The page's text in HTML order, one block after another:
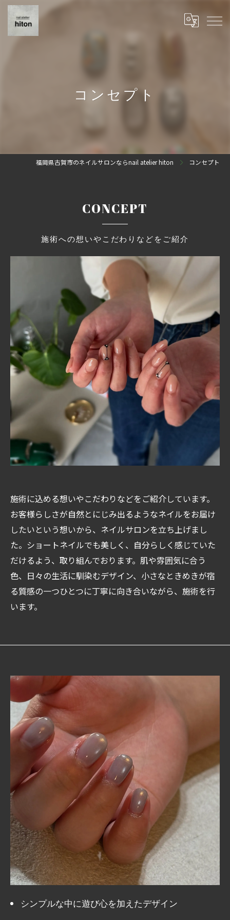
コンセプト
福岡県古賀市のネイルサロンならnail atelier hiton コンセプト
施術への想いやこだわりなどをご紹介
CONCEPT
施術に込める想いやこだわりなどをご紹介しています。
お客様らしさが自然とにじみ出るようなネイルをお届け
したいという想いから、ネイルサロンを立ち上げまし
た。ショートネイルでも美しく、自分らしく感じていた
だけるよう、取り組んでおります。肌や雰囲気に合う
色、日々の生活に馴染むデザイン、小さなときめきが宿
る質感の一つひとつに丁寧に向き合いながら、施術を行
います。
シンプルな中に遊び心を加えたデザイン